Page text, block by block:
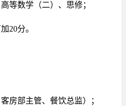
等数学（二）、思修；
20分。
房部主管、餐饮总监）；